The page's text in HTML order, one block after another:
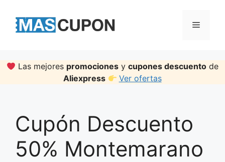
content
Menu
Las mejores promociones ycupones descuento de
Aliexpress
Ver ofertas
Cupón Descuento
50% Montemarano